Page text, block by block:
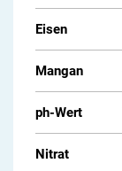
Eisen
Mangan
ph-Wert
Nitrat